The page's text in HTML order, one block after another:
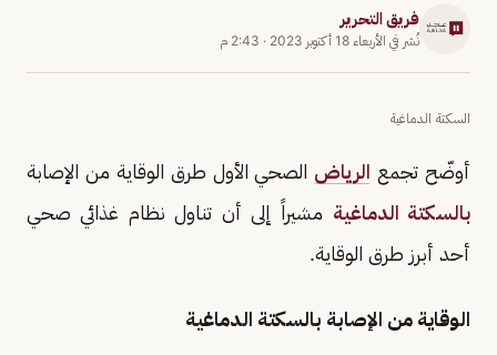
فريق التحرير
نُشر في الأربعاء 18 أكتوبر 2023 · 2:43 م
السكتة الدماغية
أوضّح تجمع الرياض الصحي الأول طرق الوقاية من الإصابة
بالسكتة الدماغية مشيراً إلى أن تناول نظام غذائي صحي
أحد أبرز طرق الوقاية.
الوقاية من الإصابة بالسكتة الدماغية